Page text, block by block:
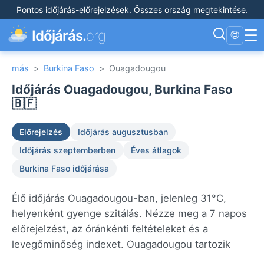
Pontos időjárás-előrejelzések. Összes ország megtekintése.
Időjárás.org 🌐 ☰
más > Burkina Faso > Ouagadougou
Időjárás Ouagadougou, Burkina Faso
🇧🇫
Előrejelzés
Időjárás augusztusban
Időjárás szeptemberben
Éves átlagok
Burkina Faso időjárása
Élő időjárás Ouagadougou-ban, jelenleg 31°C,
helyenként gyenge szitálás. Nézze meg a 7 napos
előrejelzést, az óránkénti feltételeket és a
levegőminőség indexet. Ouagadougou tartozik